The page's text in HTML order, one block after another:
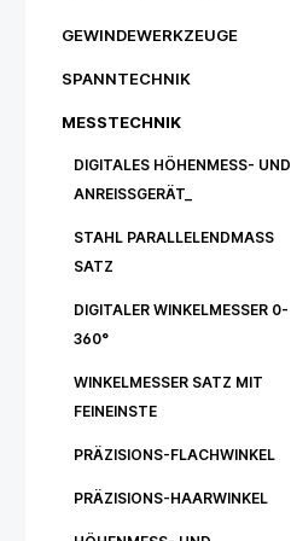
GEWINDEWERKZEUGE
SPANNTECHNIK
MESSTECHNIK
DIGITALES HÖHENMESS- UND
ANREISSGERÄT_
STAHL PARALLELENDMASS S
ATZ
DIGITALER WINKELMESSER 0-
360°
WINKELMESSER SATZ MIT
FEINEINSTE
PRÄZISIONS-FLACHWINKEL
PRÄZISIONS-HAARWINKEL